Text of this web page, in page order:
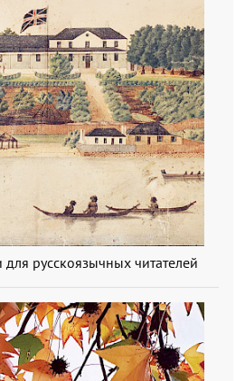
для русскоязычных читателей